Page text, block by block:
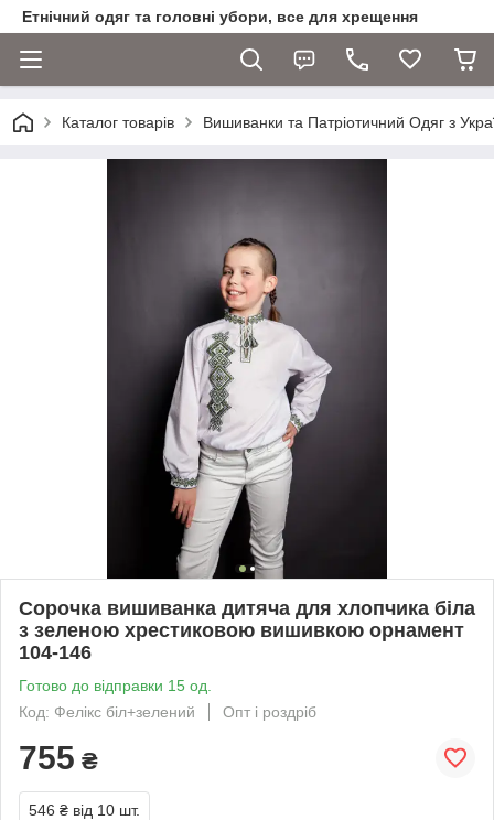
Етнічний одяг та головні убори, все для хрещення
Каталог товарів Вишиванки та Патріотичний Одяг з
Сорочка вишиванка дитяча для хлопчика біла
з зеленою хрестиковою вишивкою орнамент
104-146
Готово до відправки 15 од.
Код: Фелікс біл+зелений
Опт і роздріб
755 ₴
546 ₴ від 10 шт.